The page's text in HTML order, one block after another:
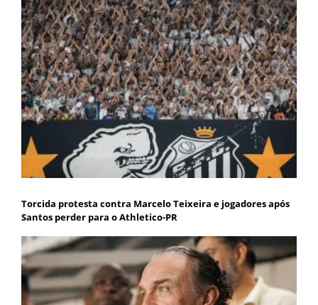
Torcida protesta contra Marcelo Teixeira e jogadores após
Santos perder para o Athletico-PR